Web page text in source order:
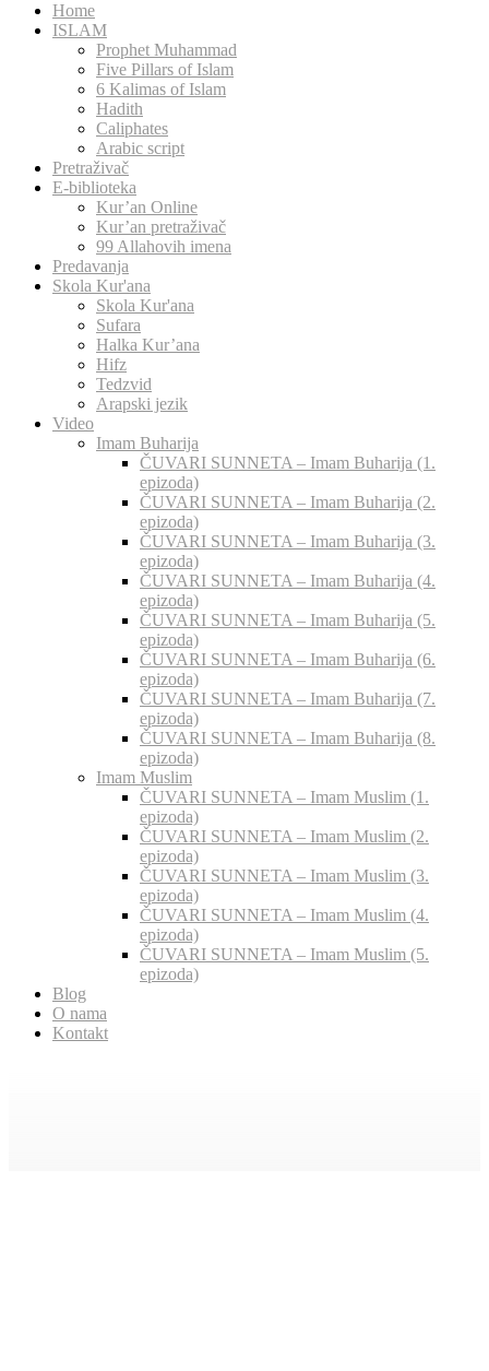
Home
ISLAM
Prophet Muhammad
Five Pillars of Islam
6 Kalimas of Islam
Hadith
Caliphates
Arabic script
Pretraživač
E-biblioteka
Kur’an Online
Kur’an pretraživač
99 Allahovih imena
Predavanja
Skola Kur'ana
Skola Kur'ana
Sufara
Halka Kur’ana
Hifz
Tedzvid
Arapski jezik
Video
Imam Buharija
ČUVARI SUNNETA – Imam Buharija (1.
epizoda)
ČUVARI SUNNETA – Imam Buharija (2.
epizoda)
ČUVARI SUNNETA – Imam Buharija (3.
epizoda)
ČUVARI SUNNETA – Imam Buharija (4.
epizoda)
ČUVARI SUNNETA – Imam Buharija (5.
epizoda)
ČUVARI SUNNETA – Imam Buharija (6.
epizoda)
ČUVARI SUNNETA – Imam Buharija (7.
epizoda)
ČUVARI SUNNETA – Imam Buharija (8.
epizoda)
Imam Muslim
ČUVARI SUNNETA – Imam Muslim (1.
epizoda)
ČUVARI SUNNETA – Imam Muslim (2.
epizoda)
ČUVARI SUNNETA – Imam Muslim (3.
epizoda)
ČUVARI SUNNETA – Imam Muslim (4.
epizoda)
ČUVARI SUNNETA – Imam Muslim (5.
epizoda)
Blog
O nama
Kontakt